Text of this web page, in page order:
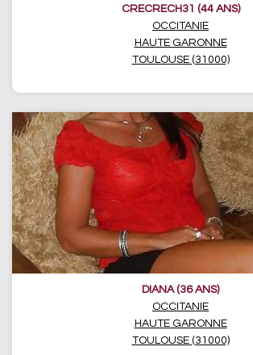
CRECRECH31 (44 ANS)
OCCITANIE
HAUTE GARONNE
TOULOUSE (31000)
DIANA (36 ANS)
OCCITANIE
HAUTE GARONNE
TOULOUSE (31000)